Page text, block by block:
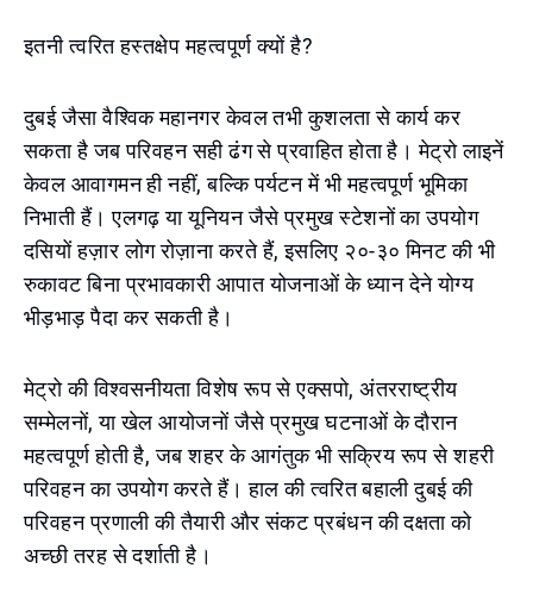
इतनी त्वरित हस्तक्षेप महत्वपूर्ण क्यों है?
दुबई जैसा वैश्विक महानगर केवल तभी कुशलता से कार्य कर
सकता है जब परिवहन सही ढंग से प्रवाहित होता है। मेट्रो लाइनें
केवल आवागमन ही नहीं, बल्कि पर्यटन में भी महत्वपूर्ण भूमिका
निभाती हैं। एलगढ़ या यूनियन जैसे प्रमुख स्टेशनों का उपयोग
दसियों हज़ार लोग रोज़ाना करते हैं, इसलिए २०-३० मिनट की भी
रुकावट बिना प्रभावकारी आपात योजनाओं के ध्यान देने योग्य
भीड़भाड़ पैदा कर सकती है।
मेट्रो की विश्वसनीयता विशेष रूप से एक्सपो, अंतरराष्ट्रीय
सम्मेलनों, या खेल आयोजनों जैसे प्रमुख घटनाओं के दौरान
महत्वपूर्ण होती है, जब शहर के आगंतुक भी सक्रिय रूप से शहरी
परिवहन का उपयोग करते हैं। हाल की त्वरित बहाली दुबई की
परिवहन प्रणाली की तैयारी और संकट प्रबंधन की दक्षता को
अच्छी तरह से दर्शाती है।